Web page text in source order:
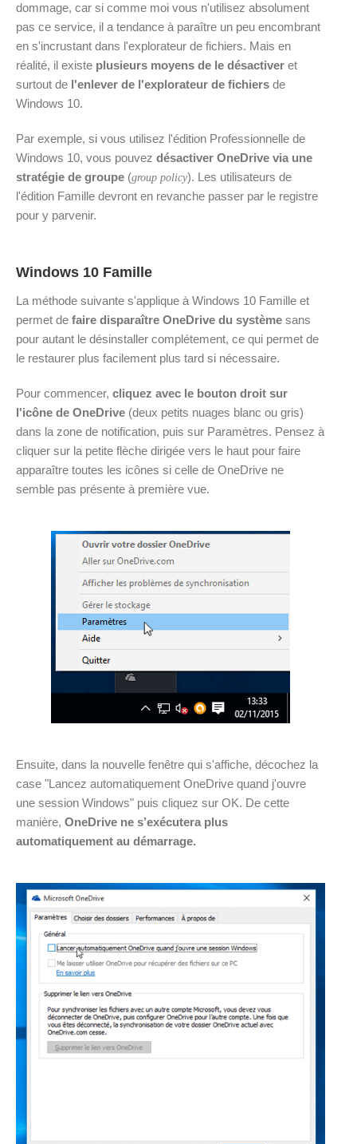
dommage, car si comme moi vous n'utilisez absolument
pas ce service, il a tendance à paraître un peu encombrant
en s'incrustant dans l'explorateur de fichiers. Mais en
réalité, il existe plusieurs moyens de le désactiver et
surtout de l'enlever de l'explorateur de fichiers de
Windows 10.
Par exemple, si vous utilisez l'édition Professionnelle de
Windows 10, vous pouvez désactiver OneDrive via une
stratégie de groupe (group policy). Les utilisateurs de
l'édition Famille devront en revanche passer par le registre
pour y parvenir.
Windows 10 Famille
La méthode suivante s'applique à Windows 10 Famille et
permet de faire disparaître OneDrive du système sans
pour autant le désinstaller complétement, ce qui permet de
le restaurer plus facilement plus tard si nécessaire.
Pour commencer, cliquez avec le bouton droit sur
l'icône de OneDrive (deux petits nuages blanc ou gris)
dans la zone de notification, puis sur Paramètres. Pensez à
cliquer sur la petite flèche dirigée vers le haut pour faire
apparaître toutes les icônes si celle de OneDrive ne
semble pas présente à première vue.
Ensuite, dans la nouvelle fenêtre qui s'affiche, décochez la
case "Lancez automatiquement OneDrive quand j'ouvre
une session Windows" puis cliquez sur OK. De cette
manière, OneDrive ne s’exécutera plus
automatiquement au démarrage.